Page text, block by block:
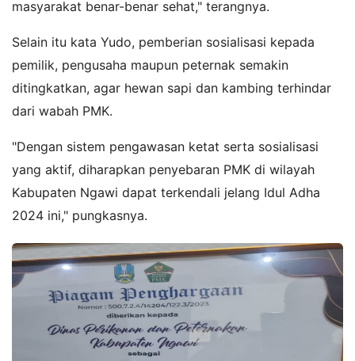
masyarakat benar-benar sehat," terangnya.
Selain itu kata Yudo, pemberian sosialisasi kepada
pemilik, pengusaha maupun peternak semakin
ditingkatkan, agar hewan sapi dan kambing terhindar
dari wabah PMK.
"Dengan sistem pengawasan ketat serta sosialisasi
yang aktif, diharapkan penyebaran PMK di wilayah
Kabupaten Ngawi dapat terkendali jelang Idul Adha
2024 ini," pungkasnya.